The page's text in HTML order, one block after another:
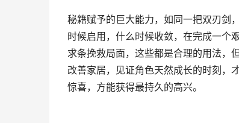
秘籍赋予的巨大能力，如同一把双刃剑
时候启用，什么时候收敛，在完成一个
求条挽救局面，这些都是合理的用法，
改善家居，见证角色天然成长的时刻，
惊喜，方能获得最持久的高兴。